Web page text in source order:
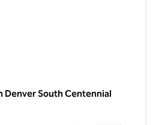
Denver South Centennial